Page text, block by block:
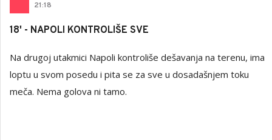
21:18
18' - NAPOLI KONTROLIŠE SVE
Na drugoj utakmici Napoli kontroliše dešavanja na terenu, ima
loptu u svom posedu i pita se za sve u dosadašnjem toku
meča. Nema golova ni tamo.